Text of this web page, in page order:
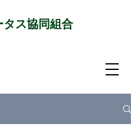
タス協同組合